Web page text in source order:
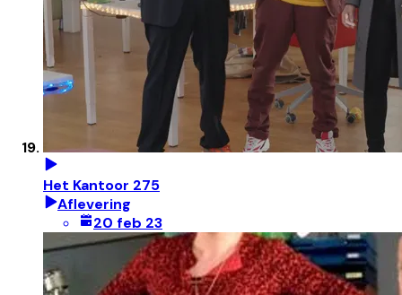
Het Kantoor 275
Aflevering
20 feb 23